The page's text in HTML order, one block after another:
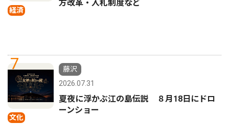
経済
方改革・入札制度など
7
文化
藤沢
2026.07.31
夏夜に浮かぶ江の島伝説 ８月18日にドロ
ーンショー